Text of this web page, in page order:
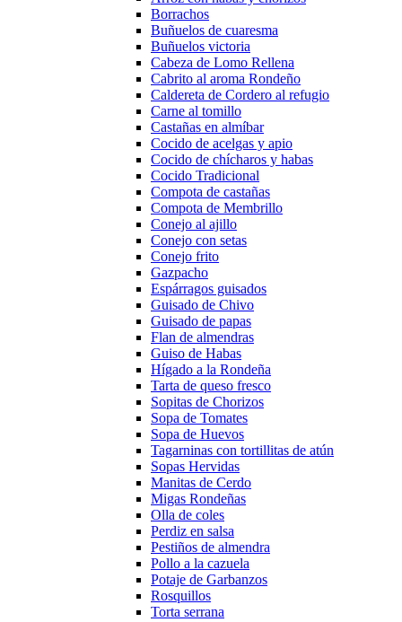
Borrachos
Buñuelos de cuaresma
Buñuelos victoria
Cabeza de Lomo Rellena
Cabrito al aroma Rondeño
Caldereta de Cordero al refugio
Carne al tomillo
Castañas en almíbar
Cocido de acelgas y apio
Cocido de chícharos y habas
Cocido Tradicional
Compota de castañas
Compota de Membrillo
Conejo al ajillo
Conejo con setas
Conejo frito
Gazpacho
Espárragos guisados
Guisado de Chivo
Guisado de papas
Flan de almendras
Guiso de Habas
Hígado a la Rondeña
Tarta de queso fresco
Sopitas de Chorizos
Sopa de Tomates
Sopa de Huevos
Tagarninas con tortillitas de atún
Sopas Hervidas
Manitas de Cerdo
Migas Rondeñas
Olla de coles
Perdiz en salsa
Pestiños de almendra
Pollo a la cazuela
Potaje de Garbanzos
Rosquillos
Torta serrana